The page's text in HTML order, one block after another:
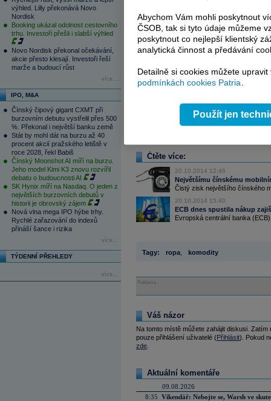
výhled. Lilly překonává Novo
Nordisk
Booking ukázal odolnost cestovního
trhu. Investoři přešli i slabší výhled
Novo Nordisk překonal očekávání,
akcie přesto klesají. Investoři řeší
marže a budoucí růst
více...
IPO, M&A
Čínský čipový gigant CXMT při
burzovním debutu vystřelil přes 500
%. Překonal i největší banku země
Stát by mohl dát na burzu až 40
procent akcií pražského letiště v
roce 2028, řekl Babiš
Čínský Moonshot AI míří na burzu.
Jeho model Kimi K3 znovu rozvířil
debatu o budoucnosti AI
SK Hynix míří na Nasdaq. O jeden z
největších burzovních debutů v
historii je obrovský zájem
Nová vlna mega IPO hýbe trhy.
Rychlé zařazování do indexů
přináší šance i rizika
více...
TÝDENNÍ PŘEHLEDY
více...
Čtěte více:
20.10.2014 12:46
Největšímu čínskému
Čistý zisk největšího čínského
20.10.2014 15:40
ECB dnes spustila nákup
Evropská centrální banka
Tagy: ropa komodity
Reklama
Váš názor
Na tomto místě můžete zahájit diskusi.
pouze přihlášení uživatelé (Přihlásit). Pokud
zde
Aktuální komentáře
09.08.2026
8:35 Víkendář: Nebojte se, Warsh ve
Abychom Vám mohli poskytnout
ČSOB, tak si tyto údaje můžeme
poskytnout co nejlepší klientský
analytická činnost a předávání
Detailně si cookies můžete
podmínkách cookies Patria.
Použít jen